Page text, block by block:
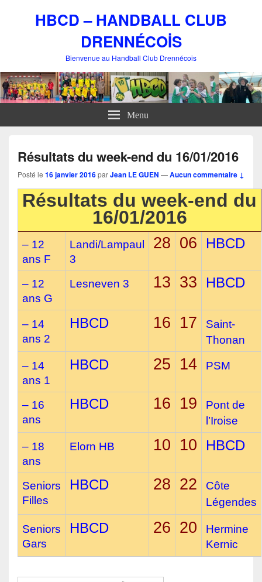
HBCD – HANDBALL CLUB
DRENNÉCOİS
Bienvenue au Handball Club Drennécois
Menu
Résultats du week-end du 16/01/2016
Posté le 16 janvier 2016parJean LE GUEN —Aucun commentaire ↓
Résultats du week-end du
16/01/2016
– 12
ans F
Landi/Lampaul
3
28 06 HBCD
– 12
ans G
Lesneven 3 13 33 HBCD
– 14
ans 2
HBCD 16 17
Saint-
Thonan
– 14
ans 1
HBCD 25 14 PSM
– 16
ans
HBCD 16 19
Pont de
l’Iroise
– 18
ans
Elorn HB 10 10 HBCD
Seniors
Filles
HBCD 28 22
Côte
Légendes
Seniors
Gars
HBCD 26 20
Hermine
Kernic